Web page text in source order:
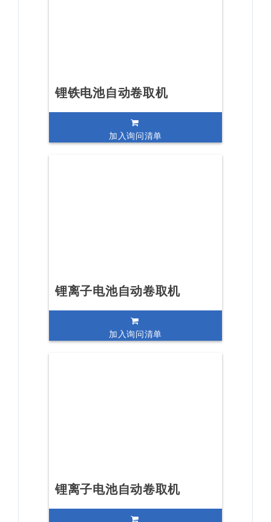
锂铁电池自动卷取机
加入询问清单
锂离子电池自动卷取机
加入询问清单
锂离子电池自动卷取机